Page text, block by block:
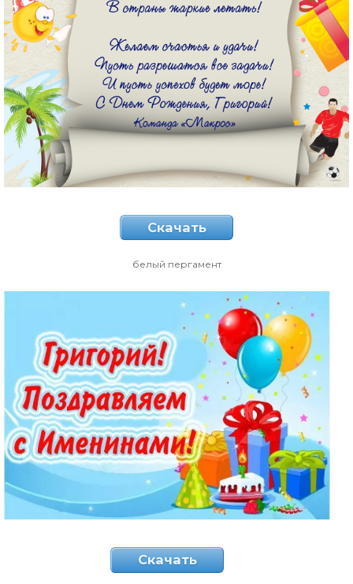
Скачать
белый пергамент
Скачать